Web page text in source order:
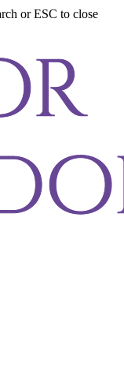
or ESC to close